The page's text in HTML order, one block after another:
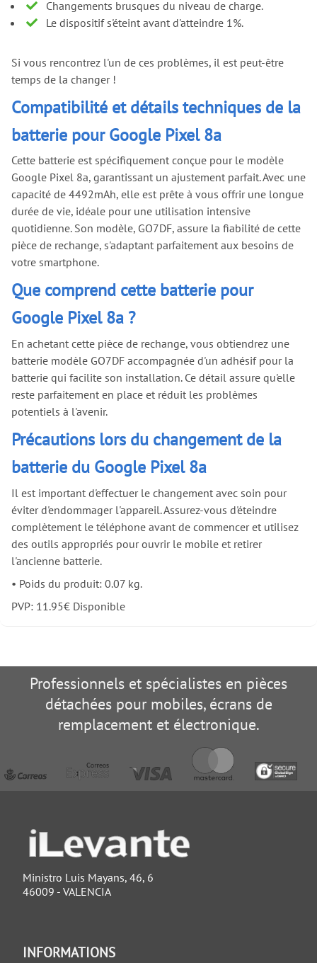
Changements brusques du niveau de charge.
Le dispositif s'éteint avant d'atteindre 1%.
Si vous rencontrez l'un de ces problèmes, il est peut-être
temps de la changer !
Compatibilité et détails techniques de la
batterie pour Google Pixel 8a
Cette batterie est spécifiquement conçue pour le modèle
Google Pixel 8a, garantissant un ajustement parfait. Avec une
capacité de 4492mAh, elle est prête à vous offrir une longue
durée de vie, idéale pour une utilisation intensive
quotidienne. Son modèle, GO7DF, assure la fiabilité de cette
pièce de rechange, s'adaptant parfaitement aux besoins de
votre smartphone.
Que comprend cette batterie pour
Google Pixel 8a ?
En achetant cette pièce de rechange, vous obtiendrez une
batterie modèle GO7DF accompagnée d'un adhésif pour la
batterie qui facilite son installation. Ce détail assure qu'elle
reste parfaitement en place et réduit les problèmes
potentiels à l'avenir.
Précautions lors du changement de la
batterie du Google Pixel 8a
Il est important d'effectuer le changement avec soin pour
éviter d'endommager l'appareil. Assurez-vous d'éteindre
complètement le téléphone avant de commencer et utilisez
des outils appropriés pour ouvrir le mobile et retirer
l'ancienne batterie.
• Poids du produit: 0.07 kg.
PVP: 11.95€ Disponible
Professionnels et spécialistes en pièces
détachées pour mobiles, écrans de
remplacement et électronique.
Ministro Luis Mayans, 46, 6
46009 - VALENCIA
INFORMATIONS